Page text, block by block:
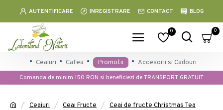
AUTENTIFICARE INREGISTRARE CONTACT BLOG
0 0
Ceaiuri Cafea Promotii
Accesorii si Cadouri
Comanda de minim 150 RON si beneficiezi de TRANSPORT GRATUIT
Ceaiuri Ceai Fructe Ceai de fructe Christmas Tea